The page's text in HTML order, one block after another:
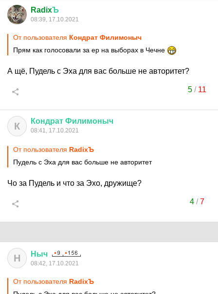
RadixЪ
08:39, 17.10.2021
От пользователя Кондрат Филимоныч
Прям как голосовали за ер на выборах в Чечне
А щё, Пудель с Эха для вас больше не авторитет?
5/ 11
К Кондрат Филимоныч
08:41, 17.10.2021
От пользователя RadixЪ
Пудель с Эха для вас больше не авторитет
Чо за Пудель и что за Эхо, дружище?
4/7
Н Ныч
08:42, 17.10.2021
От пользователя RadixЪ